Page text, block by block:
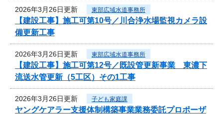
2026年3月26日更新 東部広域水道事務所
【建設工事】施工可第10号／川合浄水場監視カメラ設
備更新工事
2026年3月26日更新 東部広域水道事務所
【建設工事】施工可第12号／既設管更新事業 東濃下
流送水管更新（5工区）その1工事
2026年3月26日更新 子ども家庭課
ヤングケアラー支援体制構築事業業務委託プロポーザ